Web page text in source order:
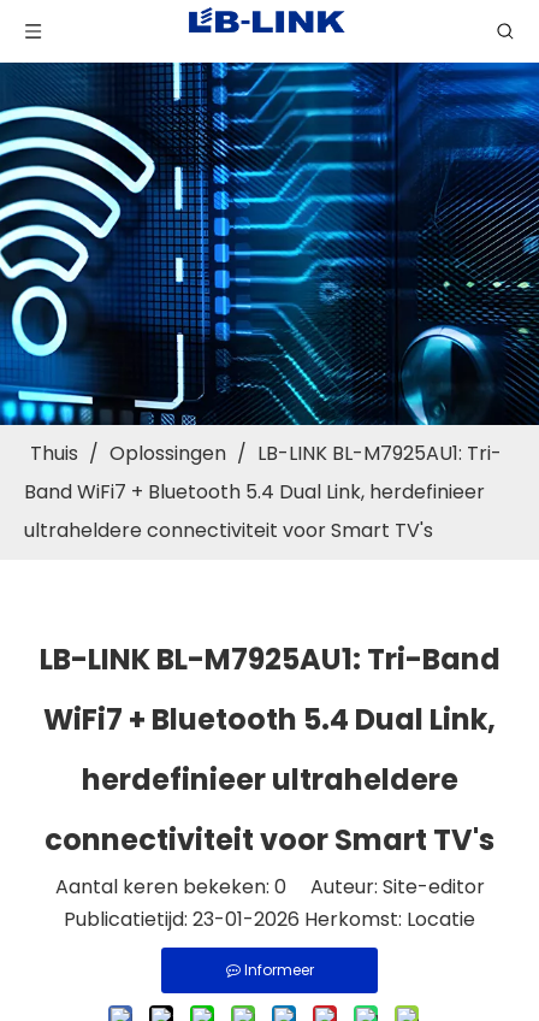
Thuis / Oplossingen / LB-LINK BL-M7925AU1: Tri-
Band WiFi7 + Bluetooth 5.4 Dual Link, herdefinieer
ultraheldere connectiviteit voor Smart TV's
LB-LINK BL-M7925AU1: Tri-Band
WiFi7 + Bluetooth 5.4 Dual Link,
herdefinieer ultraheldere
connectiviteit voor Smart TV's
Aantal keren bekeken: 0Auteur: Site-editor
Publicatietijd: 23-01-2026 Herkomst: Locatie
Informeer